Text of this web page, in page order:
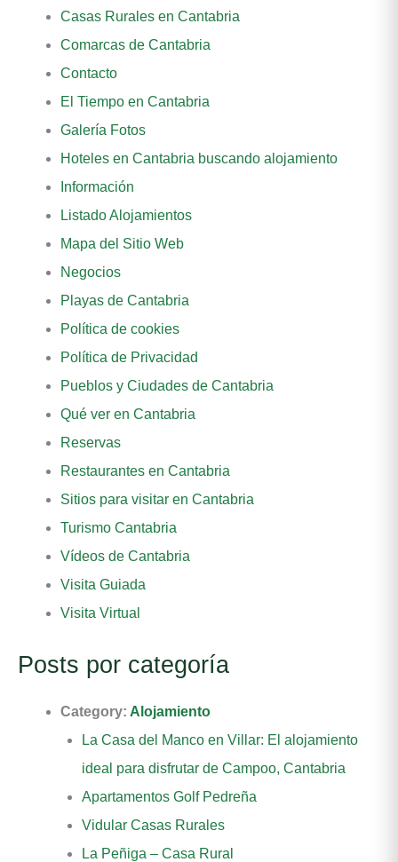
Casas Rurales en Cantabria
Comarcas de Cantabria
Contacto
El Tiempo en Cantabria
Galería Fotos
Hoteles en Cantabria buscando alojamiento
Información
Listado Alojamientos
Mapa del Sitio Web
Negocios
Playas de Cantabria
Política de cookies
Política de Privacidad
Pueblos y Ciudades de Cantabria
Qué ver en Cantabria
Reservas
Restaurantes en Cantabria
Sitios para visitar en Cantabria
Turismo Cantabria
Vídeos de Cantabria
Visita Guiada
Visita Virtual
Posts por categoría
Category: Alojamiento
La Casa del Manco en Villar: El alojamiento
ideal para disfrutar de Campoo, Cantabria
Apartamentos Golf Pedreña
Vidular Casas Rurales
La Peñiga – Casa Rural